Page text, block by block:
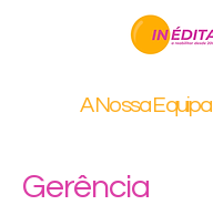
A Nossa Equipa
Gerência